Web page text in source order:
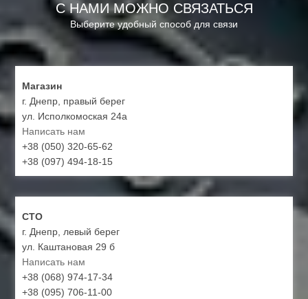
С НАМИ МОЖНО СВЯЗАТЬСЯ
Выберите удобный способ для связи
Магазин
г. Днепр, правый берег
ул. Исполкомоская 24а
Написать нам
+38 (050) 320-65-62
+38 (097) 494-18-15
СТО
г. Днепр, левый берег
ул. Каштановая 29 б
Написать нам
+38 (068) 974-17-34
+38 (095) 706-11-00